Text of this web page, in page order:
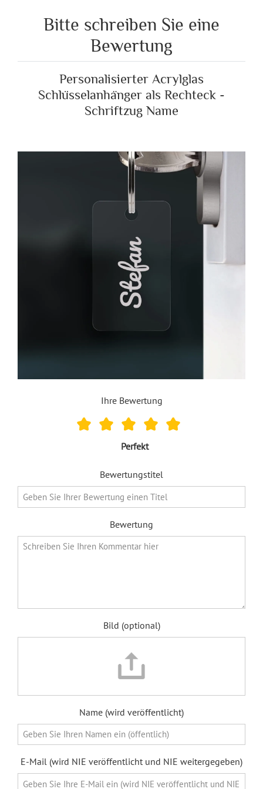
Bitte schreiben Sie eine
Bewertung
Personalisierter Acrylglas
Schlüsselanhänger als Rechteck -
Schriftzug Name
Ihre Bewertung
Perfekt
Bewertungstitel
Bewertung
Bild (optional)
Name (wird veröffentlicht)
E-Mail (wird NIE veröffentlicht und NIE weitergegeben)